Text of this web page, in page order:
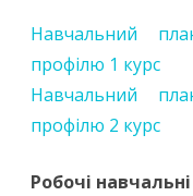
Навчальний
профілю 1 курс
Навчальний
профілю 2 курс
Робочі